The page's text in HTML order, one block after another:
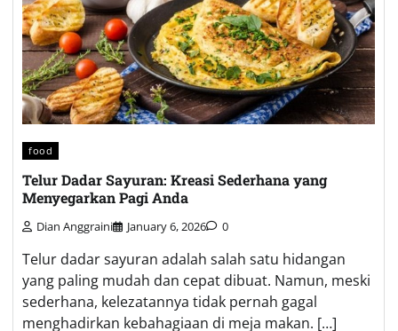
food
Telur Dadar Sayuran: Kreasi Sederhana yang
Menyegarkan Pagi Anda
Dian Anggraini January 6, 2026 0
Telur dadar sayuran adalah salah satu hidangan
yang paling mudah dan cepat dibuat. Namun, meski
sederhana, kelezatannya tidak pernah gagal
menghadirkan kebahagiaan di meja makan. […]